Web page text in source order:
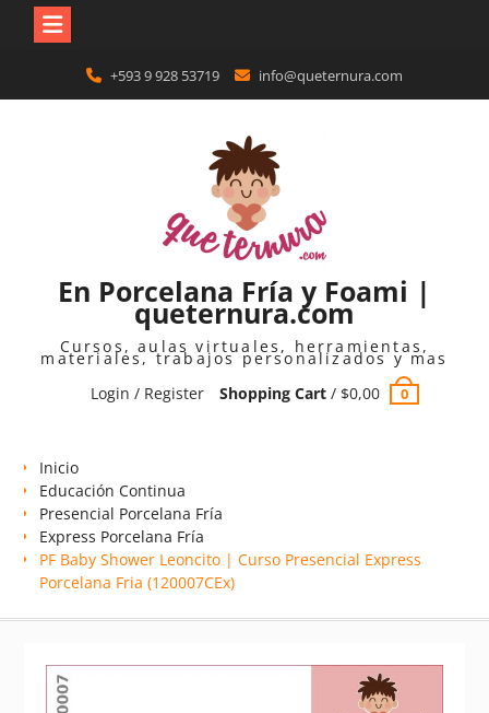
content
+593 9 928 53719 info@queternura.com
En Porcelana Fría y Foami |
queternura.com
Cursos, aulas virtuales, herramientas,
materiales, trabajos personalizados y mas
Login / Register
Shopping Cart/ $0,00 0
Inicio
Educación Continua
Presencial Porcelana Fría
Express Porcelana Fría
PF Baby Shower Leoncito | Curso Presencial Express
Porcelana Fria (120007CEx)